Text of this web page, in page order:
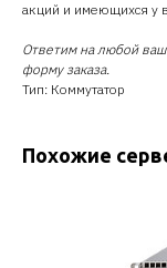
акций и имеющихся у
Ответим на любой ваш
форму заказа.
Тип: Коммутатор
Похожие